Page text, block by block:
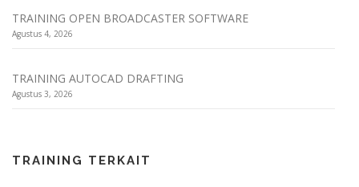
TRAINING OPEN BROADCASTER SOFTWARE
Agustus 4, 2026
TRAINING AUTOCAD DRAFTING
Agustus 3, 2026
TRAINING TERKAIT